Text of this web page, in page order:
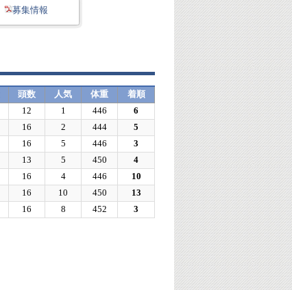
募集情報
頭数 人気 体重
着順
12 1 446
6
16 2 444
5
16 5 446
3
13 5 450
4
16 4 446
10
16 10 450
13
16 8 452 3